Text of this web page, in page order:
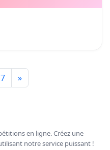
7 »
en ligne. Créez une
notre service puissant !